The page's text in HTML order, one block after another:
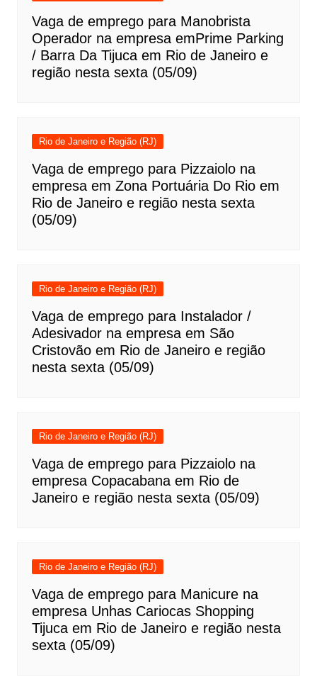
Vaga de emprego para Manobrista
Operador na empresa emPrime Parking
/ Barra Da Tijuca em Rio de Janeiro e
região nesta sexta (05/09)
Rio de Janeiro e Região (RJ)
Vaga de emprego para Pizzaiolo na
empresa em Zona Portuária Do Rio em
Rio de Janeiro e região nesta sexta
(05/09)
Rio de Janeiro e Região (RJ)
Vaga de emprego para Instalador /
Adesivador na empresa em São
Cristovão em Rio de Janeiro e região
nesta sexta (05/09)
Rio de Janeiro e Região (RJ)
Vaga de emprego para Pizzaiolo na
empresa Copacabana em Rio de
Janeiro e região nesta sexta (05/09)
Rio de Janeiro e Região (RJ)
Vaga de emprego para Manicure na
empresa Unhas Cariocas Shopping
Tijuca em Rio de Janeiro e região nesta
sexta (05/09)